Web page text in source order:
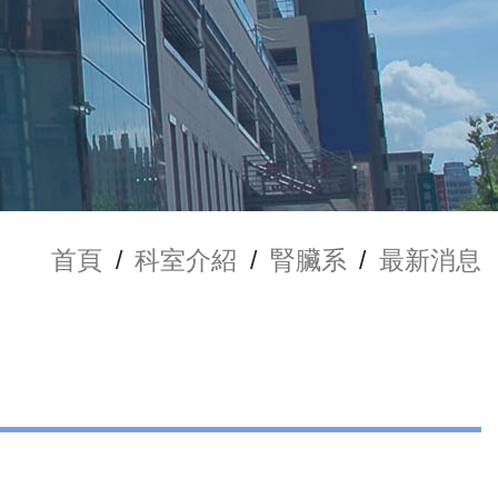
首頁 / 科室介紹 / 腎臟系 / 最新消息